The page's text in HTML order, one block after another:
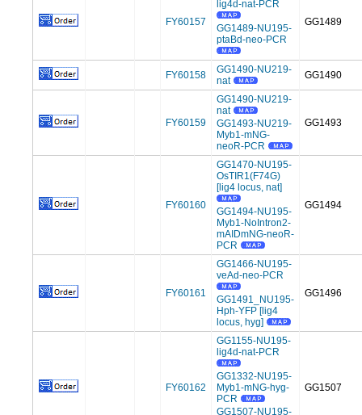
FY60157
lig4d-nat-PCR
GG1489-NU195-
ptaBd-neo-PCR
GG1489
FY60158
GG1490-NU219-
nat
GG1490
FY60159
GG1490-NU219-
nat
GG1493-NU219-
Myb1-mNG-
neoR-PCR
GG1493
FY60160
GG1470-NU195-
OsTIR1(F74G)
[lig4 locus, nat]
GG1494-NU195-
Myb1-NoIntron2-
mAIDmNG-neoR-
PCR
GG1494
FY60161
GG1466-NU195-
veAd-neo-PCR
GG1491_NU195-
Hph-YFP [lig4
locus, hyg]
GG1496
FY60162
GG1155-NU195-
lig4d-nat-PCR
GG1332-NU195-
Myb1-mNG-hyg-
PCR
GG1507-NU195-
GG1507